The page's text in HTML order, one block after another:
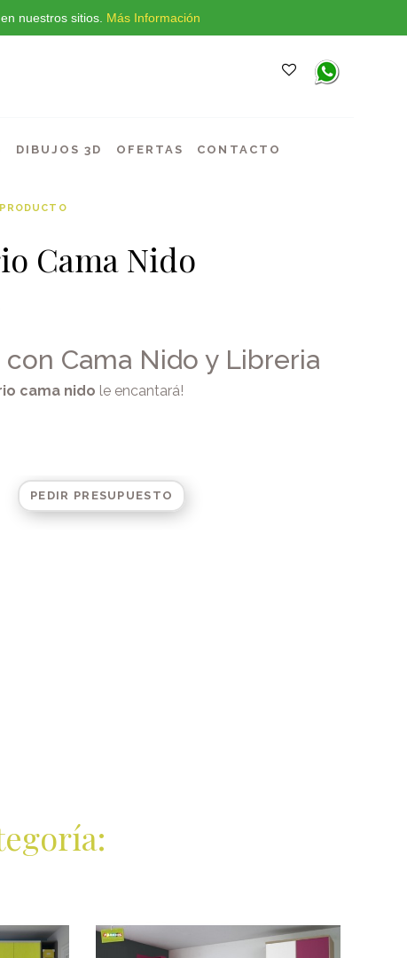
nuestros sitios. Más Información
DIBUJOS 3D OFERTAS CONTACTO
Cama Nido
Cama Nido y Libreria
cama nido le encantará!
PEDIR PRESUPUESTO